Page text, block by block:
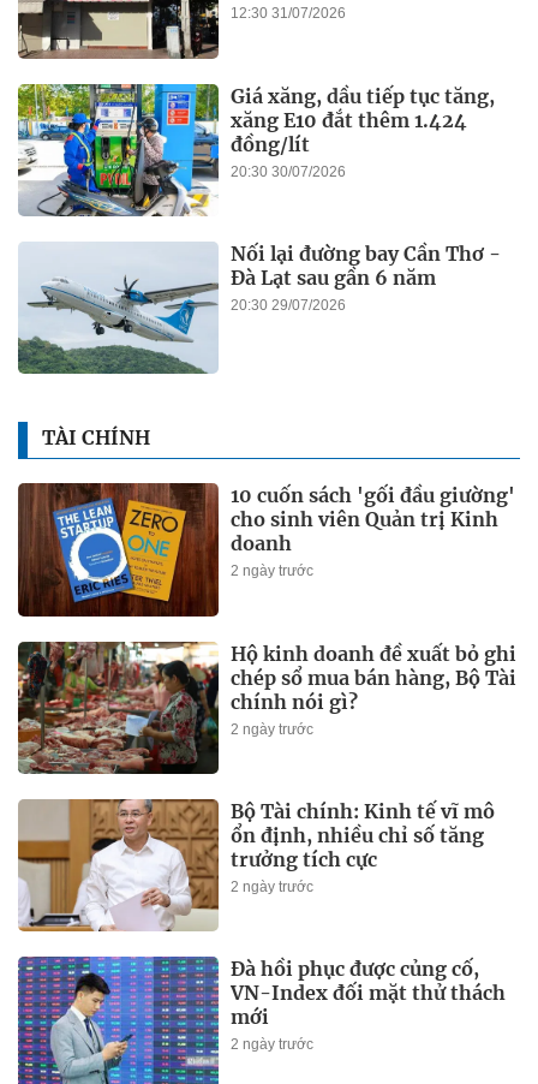
12:30 31/07/2026
Giá xăng, dầu tiếp tục tăng,
xăng E10 đắt thêm 1.424
đồng/lít
20:30 30/07/2026
Nối lại đường bay Cần Thơ -
Đà Lạt sau gần 6 năm
20:30 29/07/2026
TÀI CHÍNH
10 cuốn sách 'gối đầu giường'
cho sinh viên Quản trị Kinh
doanh
2 ngày trước
Hộ kinh doanh đề xuất bỏ ghi
chép sổ mua bán hàng, Bộ Tài
chính nói gì?
2 ngày trước
Bộ Tài chính: Kinh tế vĩ mô
ổn định, nhiều chỉ số tăng
trưởng tích cực
2 ngày trước
Đà hồi phục được củng cố,
VN-Index đối mặt thử thách
mới
2 ngày trước